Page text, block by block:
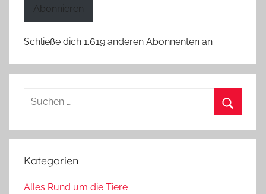
Abonnieren
Schließe dich 1.619 anderen Abonnenten an
Suchen
Kategorien
Alles Rund um die Tiere